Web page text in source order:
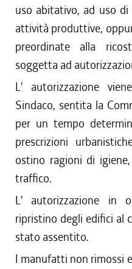
uso abitativo, ad uso di
attività produttive,
preordinate alla
soggetta ad
L' autorizzazione
Sindaco, sentita la
per un tempo
prescrizioni
ostino ragioni di
traffico.
L' autorizzazione in
ripristino degli edifici al
stato assentito.
I manufatti non rimossi